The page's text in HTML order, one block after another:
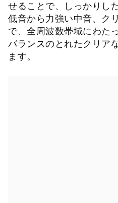
せることで、しっかりし
低音から力強い中音、ク
で、全周波数帯域にわた
バランスのとれたクリア
ます。